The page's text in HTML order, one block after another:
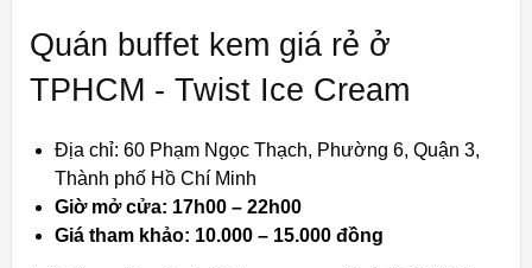
Quán buffet kem giá rẻ ở
TPHCM - Twist Ice Cream
Địa chỉ: 60 Phạm Ngọc Thạch, Phường 6, Quận 3,
Thành phố Hồ Chí Minh
Giờ mở cửa: 17h00 – 22h00
Giá tham khảo: 10.000 – 15.000 đồng